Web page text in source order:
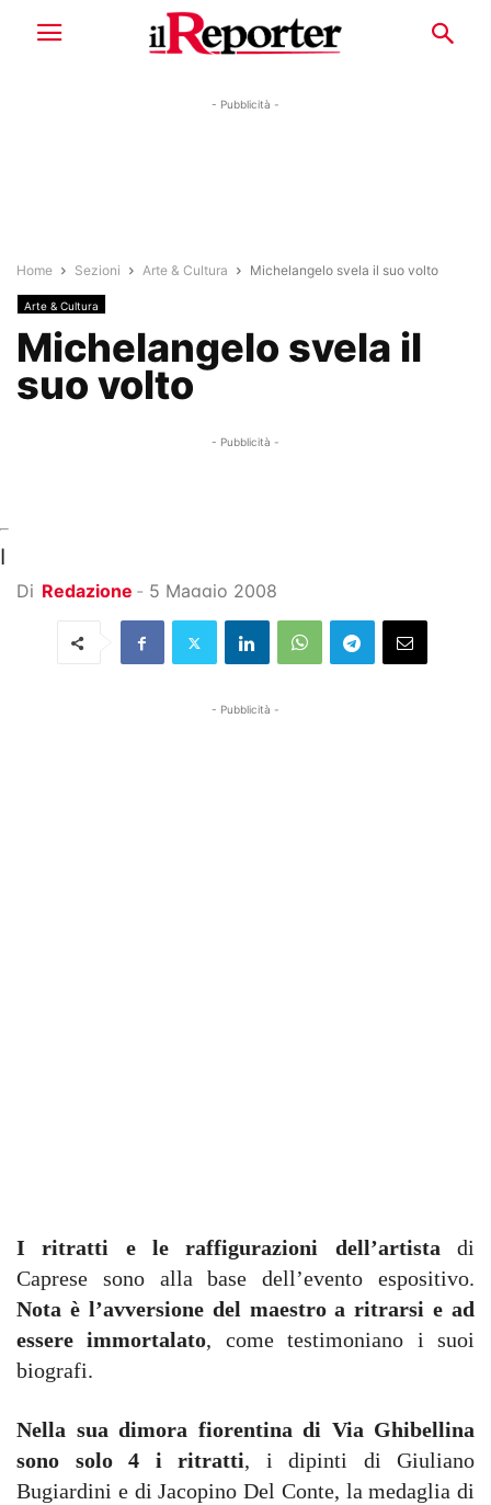
- Pubblicità -
Home Sezioni Arte & Cultura Michelangelo svela il suo volto
Arte & Cultura
Michelangelo svela il
suo volto
- Pubblicità -
Di Redazione - 5 Maggio 2008
- Pubblicità -
I ritratti e le raffigurazioni dell’artista di
Caprese sono alla base dell’evento espositivo.
Nota è l’avversione del maestro a ritrarsi e ad
essere immortalato, come testimoniano i suoi
biografi.
Nella sua dimora fiorentina di Via Ghibellina
sono solo 4 i ritratti, i dipinti di Giuliano
Bugiardini e di Jacopino Del Conte, la medaglia di
I